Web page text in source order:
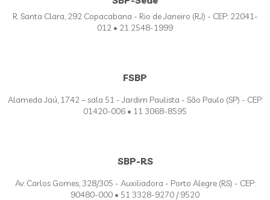
R. Santa Clara, 292 Copacabana - Rio de Janeiro (RJ) - CEP: 22041-
012 • 21 2548-1999
FSBP
Alameda Jaú, 1742 – sala 51 - Jardim Paulista - São Paulo (SP) - CEP:
01420-006 • 11 3068-8595
SBP-RS
Av. Carlos Gomes, 328/305 - Auxiliadora - Porto Alegre (RS) - CEP:
90480-000 • 51 3328-9270 / 9520